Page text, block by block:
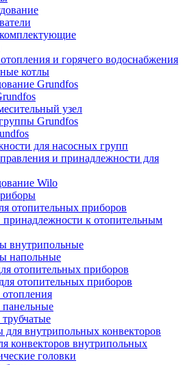
и горячего водоснабжения
котлы
Grundfos
узел
Grundfos
для насосных групп
и принадлежности для
Wilo
отопительных приборов
принадлежности к отопительным
внутрипольные
напольные
отопительных приборов
отопительных приборов
для внутрипольных конвекторов
конвекторов внутрипольных
головки